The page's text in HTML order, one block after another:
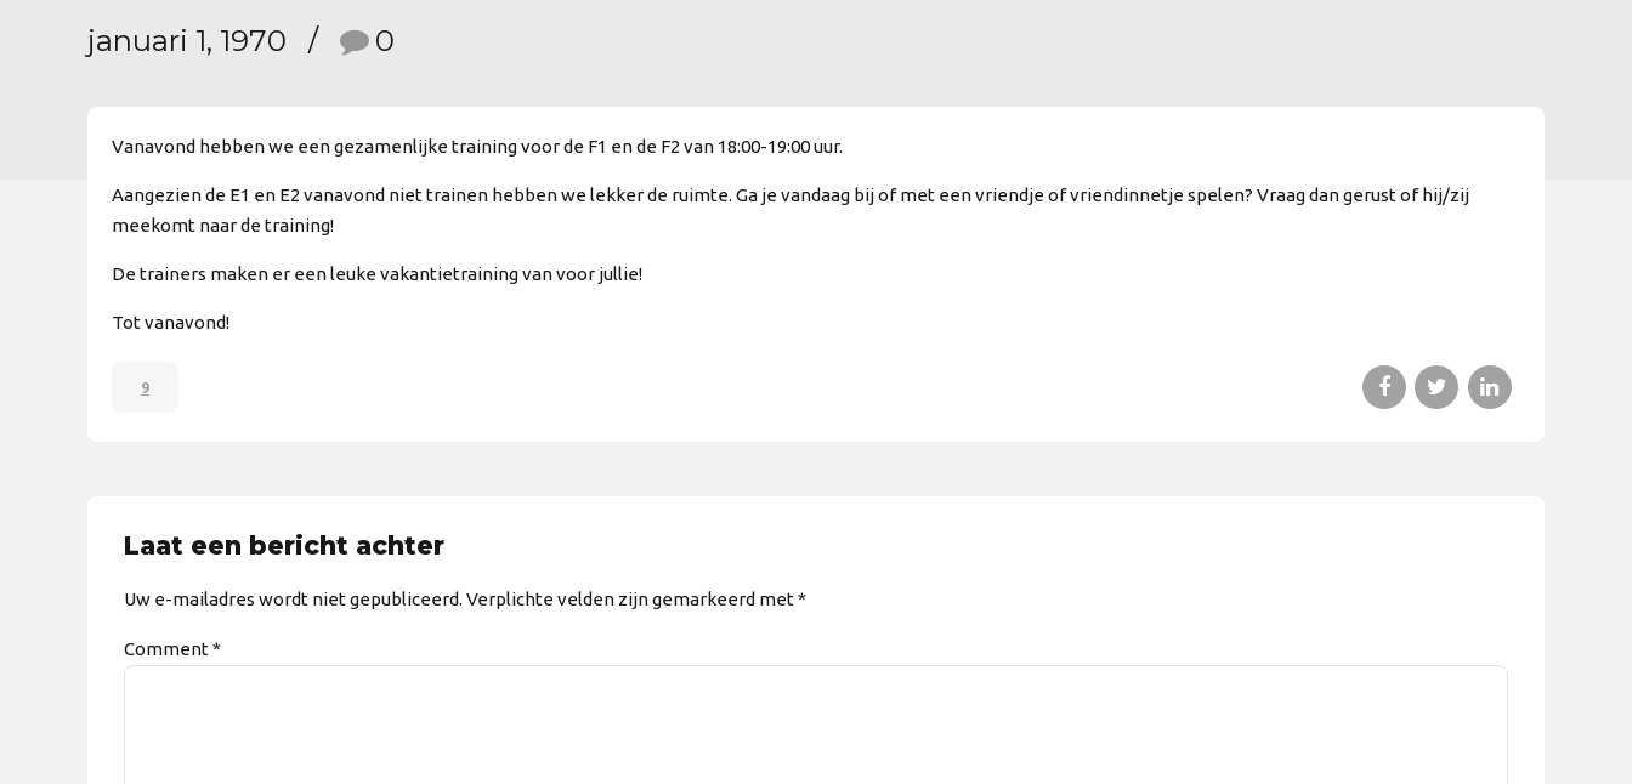
januari 1, 1970 0
Vanavond hebben we een gezamenlijke training voor de F1 en de F2 van 18:00-19:00 uur.
Aangezien de E1 en E2 vanavond niet trainen hebben we lekker de ruimte. Ga je vandaag bij of met een vriendje of vriendinnetje spelen? Vraag dan gerust of hij/zij
meekomt naar de training!
De trainers maken er een leuke vakantietraining van voor jullie!
Tot vanavond!
9
Laat een bericht achter
Uw e-mailadres wordt niet gepubliceerd. Verplichte velden zijn gemarkeerd met *
Comment*